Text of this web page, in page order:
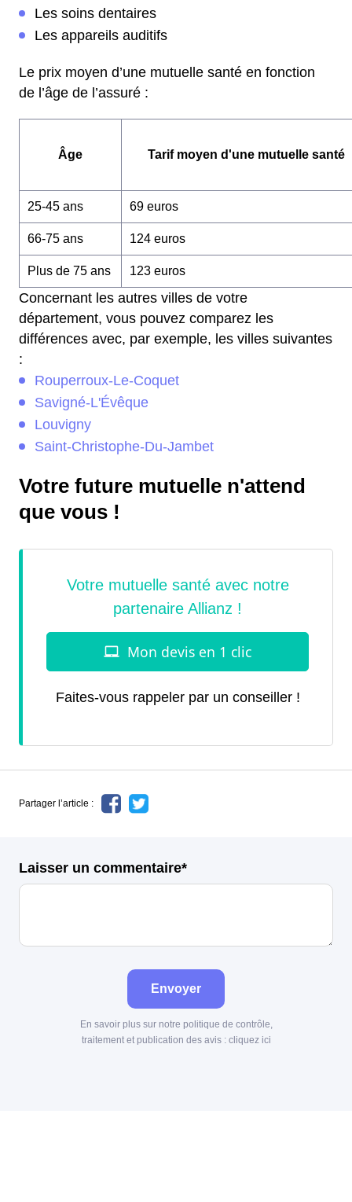
Les soins dentaires
Les appareils auditifs
Le prix moyen d’une mutuelle santé en fonction
de l’âge de l’assuré :
Âge Tarif moyen d'une mutuelle santé
25-45 ans 69 euros
66-75 ans 124 euros
Plus de 75 ans 123 euros
Concernant les autres villes de votre
département, vous pouvez comparez les
différences avec, par exemple, les villes suivantes
:
Rouperroux-Le-Coquet
Savigné-L'Évêque
Louvigny
Saint-Christophe-Du-Jambet
Votre future mutuelle n'attend
que vous !
Faites-vous rappeler par un conseiller !
Partager l’article :
Laisser un commentaire*
Envoyer
En savoir plus sur notre politique de contrôle,
traitement et publication des avis : cliquez ici